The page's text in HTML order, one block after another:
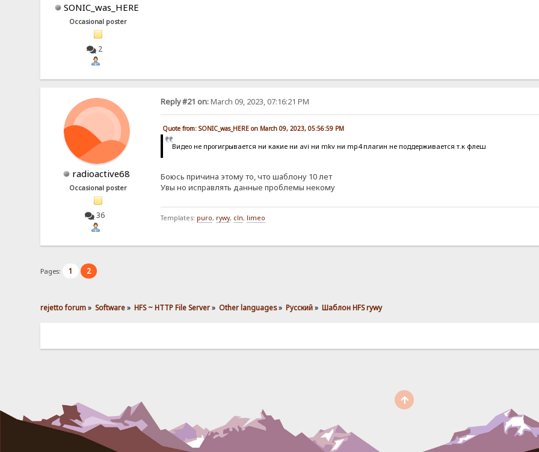
SONIC_was_HERE
Occasional poster
2
radioactive68
Occasional poster
36
Reply #21 on:March 09, 2023, 07:16:21 PM
Quote from: SONIC_was_HERE on March 09, 2023, 05:56:59 PM
Видео не прогигрывается ни какие ни avi ни mkv ни mp4 плагин не поддерживается т.к флеш
Боюсь причина этому то, что шаблону 10 лет
Увы но исправлять данные проблемы некому
Templates: puro, rywy, cln, limeo
Pages: 1 2
rejetto forum» Software» HFS ~ HTTP File Server» Other languages» Pусский» Шаблон HFS rywy